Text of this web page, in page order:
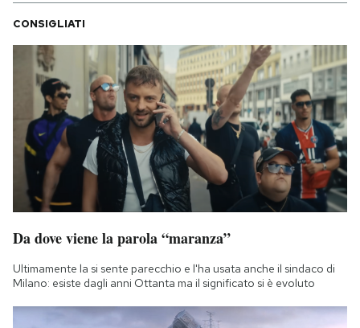
CONSIGLIATI
Da dove viene la parola “maranza”
Ultimamente la si sente parecchio e l'ha usata anche il sindaco di
Milano: esiste dagli anni Ottanta ma il significato si è evoluto